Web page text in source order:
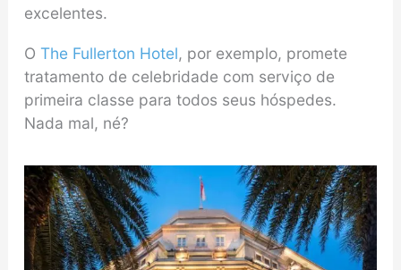
excelentes.
O The Fullerton Hotel, por exemplo, promete
tratamento de celebridade com serviço de
primeira classe para todos seus hóspedes.
Nada mal, né?